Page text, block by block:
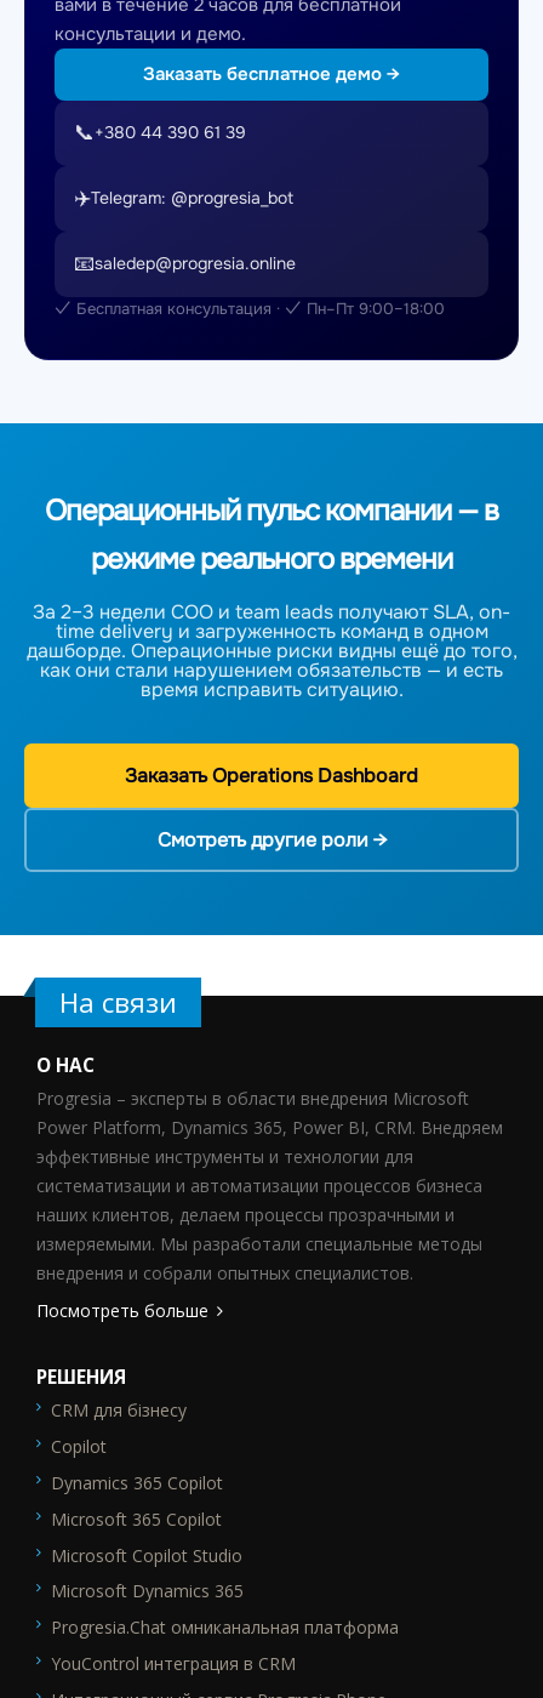
консультации и демо.
Заказать бесплатное демо →
📞+380 44 390 61 39
✈️Telegram: @progresia_bot
📧saledep@progresia.online
✓ Бесплатная консультация · ✓ Пн–Пт 9:00–18:00
Операционный пульс компании — в
режиме реального времени
За 2–3 недели COO и team leads получают SLA, on-
time delivery и загруженность команд в одном
дашборде. Операционные риски видны ещё до того,
как они стали нарушением обязательств — и есть
время исправить ситуацию.
Заказать Operations Dashboard
Смотреть другие роли →
На связи
О НАС
Progresia – эксперты в области внедрения Microsoft
Power Platform, Dynamics 365, Power BI, CRM. Внедряем
эффективные инструменты и технологии для
систематизации и автоматизации процессов бизнеса
наших клиентов, делаем процессы прозрачными и
измеряемыми. Мы разработали специальные методы
внедрения и собрали опытных специалистов.
Посмотреть больше
РЕШЕНИЯ
SEO_FTR1
CRM для бізнесу
Copilot
Dynamics 365 Copilot
Microsoft 365 Copilot
Microsoft Copilot Studio
Microsoft Dynamics 365
Progresia.Chat омниканальная платформа
YouControl интеграция в CRM